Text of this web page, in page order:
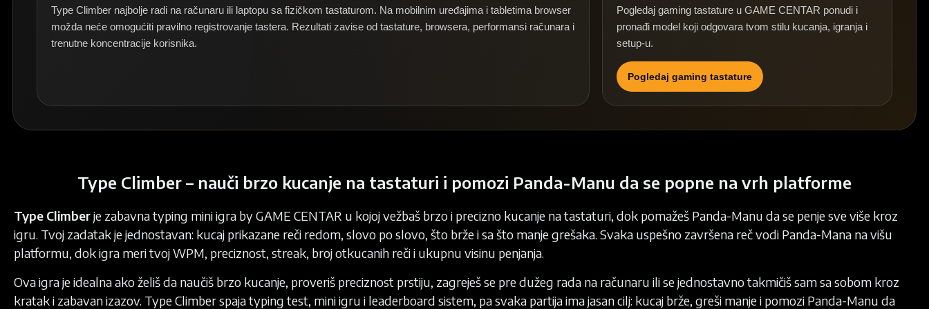
Type Climber najbolje radi na računaru ili laptopu sa fizičkom tastaturom. Na mobilnim uređajima i tabletima browser
možda neće omogućiti pravilno registrovanje tastera. Rezultati zavise od tastature, browsera, performansi računara i
trenutne koncentracije korisnika.
Pogledaj gaming tastature u GAME CENTAR ponudi i
pronađi model koji odgovara tvom stilu kucanja, igranja i
setup-u.
Pogledaj gaming tastature
Type Climber – nauči brzo kucanje na tastaturi i pomozi Panda-Manu da se popne na vrh platforme
Type Climberje zabavna typing mini igra by GAME CENTAR u kojoj vežbaš brzo i precizno kucanje na tastaturi, dok pomažeš Panda-Manu da se penje sve više kroz
igru. Tvoj zadatak je jednostavan: kucaj prikazane reči redom, slovo po slovo, što brže i sa što manje grešaka. Svaka uspešno završena reč vodi Panda-Mana na višu
platformu, dok igra meri tvoj WPM, preciznost, streak, broj otkucanih reči i ukupnu visinu penjanja.
Ova igra je idealna ako želiš da naučiš brzo kucanje, proveriš preciznost prstiju, zagreješ se pre dužeg rada na računaru ili se jednostavno takmičiš sam sa sobom kroz
kratak i zabavan izazov. Type Climber spaja typing test, mini igru i leaderboard sistem, pa svaka partija ima jasan cilj: kucaj brže, greši manje i pomozi Panda-Manu da